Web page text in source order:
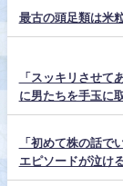
最古の頭足類は米
「スッキリさせ
に男たちを手玉に
「初めて株の話
エピソードが泣け